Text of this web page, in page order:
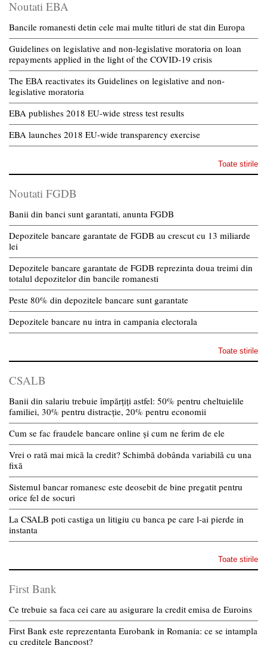
Noutati EBA
Bancile romanesti detin cele mai multe titluri de stat din Europa
Guidelines on legislative and non-legislative moratoria on loan
repayments applied in the light of the COVID-19 crisis
The EBA reactivates its Guidelines on legislative and non-
legislative moratoria
EBA publishes 2018 EU-wide stress test results
EBA launches 2018 EU-wide transparency exercise
Toate stirile
Noutati FGDB
Banii din banci sunt garantati, anunta FGDB
Depozitele bancare garantate de FGDB au crescut cu 13 miliarde
lei
Depozitele bancare garantate de FGDB reprezinta doua treimi din
totalul depozitelor din bancile romanesti
Peste 80% din depozitele bancare sunt garantate
Depozitele bancare nu intra in campania electorala
Toate stirile
CSALB
Banii din salariu trebuie împărțiți astfel: 50% pentru cheltuielile
familiei, 30% pentru distracție, 20% pentru economii
Cum se fac fraudele bancare online și cum ne ferim de ele
Vrei o rată mai mică la credit? Schimbă dobânda variabilă cu una
fixă
Sistemul bancar romanesc este deosebit de bine pregatit pentru
orice fel de socuri
La CSALB poti castiga un litigiu cu banca pe care l-ai pierde in
instanta
Toate stirile
First Bank
Ce trebuie sa faca cei care au asigurare la credit emisa de Euroins
First Bank este reprezentanta Eurobank in Romania: ce se intampla
cu creditele Bancpost?